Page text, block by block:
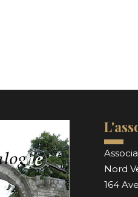
Nord
164